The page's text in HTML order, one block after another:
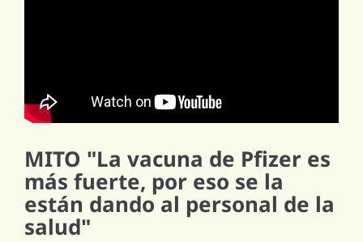
MITO "La vacuna de Pfizer es
más fuerte, por eso se la
están dando al personal de la
salud"